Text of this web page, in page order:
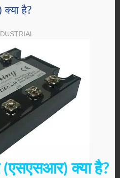
है?
(एसएसआर) क्या है?